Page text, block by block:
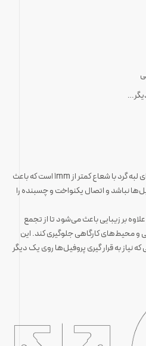
پروفیل‌های حرفه‌ای ماژولار ایراک دارای لبه گرد با شعاع کمتر از 1mm است که باعث
نباشد و اتصال یکنواخت و چسبنده را
بر زیبایی باعث می‌شود تا از تجمع
محیط‌های کارگاهی جلوگیری کند. این
نیاز به قرار گیری پروفیل‌ها روی یک دیگر